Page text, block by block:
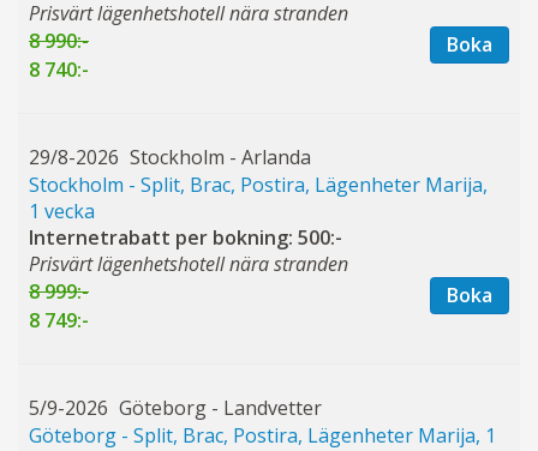
Prisvärt lägenhetshotell nära stranden
8 990:-
8 740:-
Boka
29/8-2026 Stockholm - Arlanda
Stockholm - Split, Brac, Postira, Lägenheter Marija,
1 vecka
Internetrabatt per bokning: 500:-
Prisvärt lägenhetshotell nära stranden
8 999:-
8 749:-
Boka
5/9-2026 Göteborg - Landvetter
Göteborg - Split, Brac, Postira, Lägenheter Marija, 1